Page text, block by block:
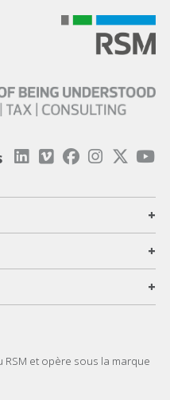
+
+
+
RSM et opère sous la marque